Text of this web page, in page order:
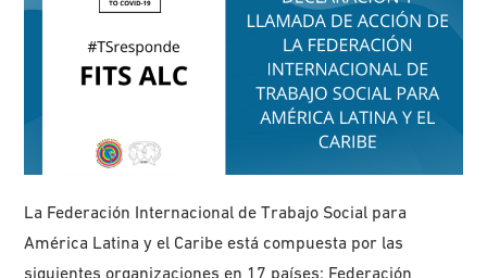
La Federación Internacional de Trabajo Social para
América Latina y el Caribe está compuesta por las
siguientes organizaciones en 17 países: Federación